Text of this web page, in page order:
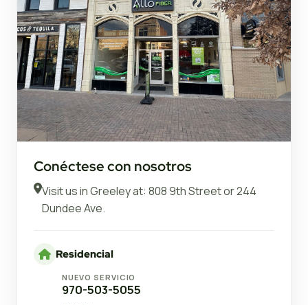
Conéctese con nosotros
Visit us in Greeley at: 808 9th Street or 244
Dundee Ave.
Residencial
NUEVO SERVICIO
970-503-5055